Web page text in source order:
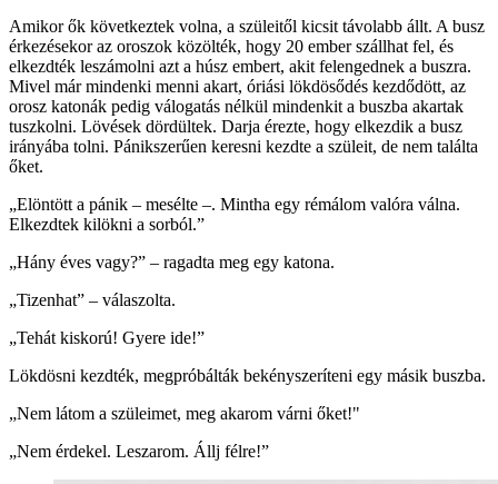
Amikor ők következtek volna, a szüleitől kicsit távolabb állt. A busz
érkezésekor az oroszok közölték, hogy 20 ember szállhat fel, és
elkezdték leszámolni azt a húsz embert, akit felengednek a buszra.
Mivel már mindenki menni akart, óriási lökdösődés kezdődött, az
orosz katonák pedig válogatás nélkül mindenkit a buszba akartak
tuszkolni. Lövések dördültek. Darja érezte, hogy elkezdik a busz
irányába tolni. Pánikszerűen keresni kezdte a szüleit, de nem találta
őket.
„Elöntött a pánik – mesélte –. Mintha egy rémálom valóra válna.
Elkezdtek kilökni a sorból.”
„Hány éves vagy?” – ragadta meg egy katona.
„Tizenhat” – válaszolta.
„Tehát kiskorú! Gyere ide!”
Lökdösni kezdték, megpróbálták bekényszeríteni egy másik buszba.
„Nem látom a szüleimet, meg akarom várni őket!"
„Nem érdekel. Leszarom. Állj félre!”